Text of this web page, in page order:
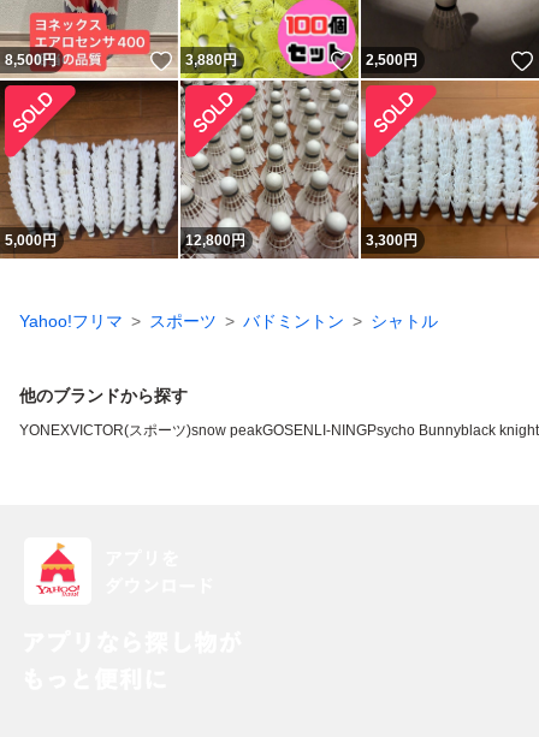
8,500円 いいね！
3,880円 いいね！
2,500円
5,000円 12,800円 3,300円
Yahoo!フリマ スポーツ バドミントン シャトル
他のブランドから探す
YONEXVICTOR(スポーツ)snow peakGOSEN LI-NINGPsycho Bunnyblack knight